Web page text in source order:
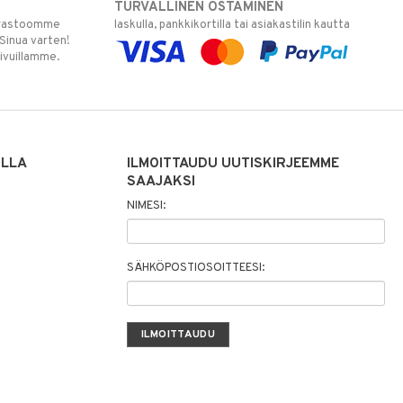
varten!
TURVALLINEN OSTAMINEN
laskulla, pankkikortilla tai asiakastilin kautta
ILMOITTAUDU UUTISKIRJEEMME
SAAJAKSI
NIMESI:
SÄHKÖPOSTIOSOITTEESI: